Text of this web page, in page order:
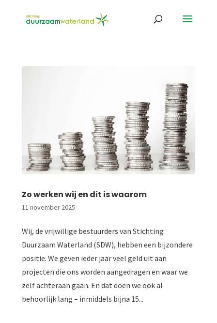
Zo werken wij en dit is waarom
11 november 2025
Wij, de vrijwillige bestuurders van Stichting
Duurzaam Waterland (SDW), hebben een bijzondere
positie. We geven ieder jaar veel geld uit aan
projecten die ons worden aangedragen en waar we
zelf achteraan gaan. En dat doen we ook al
behoorlijk lang – inmiddels bijna 15...